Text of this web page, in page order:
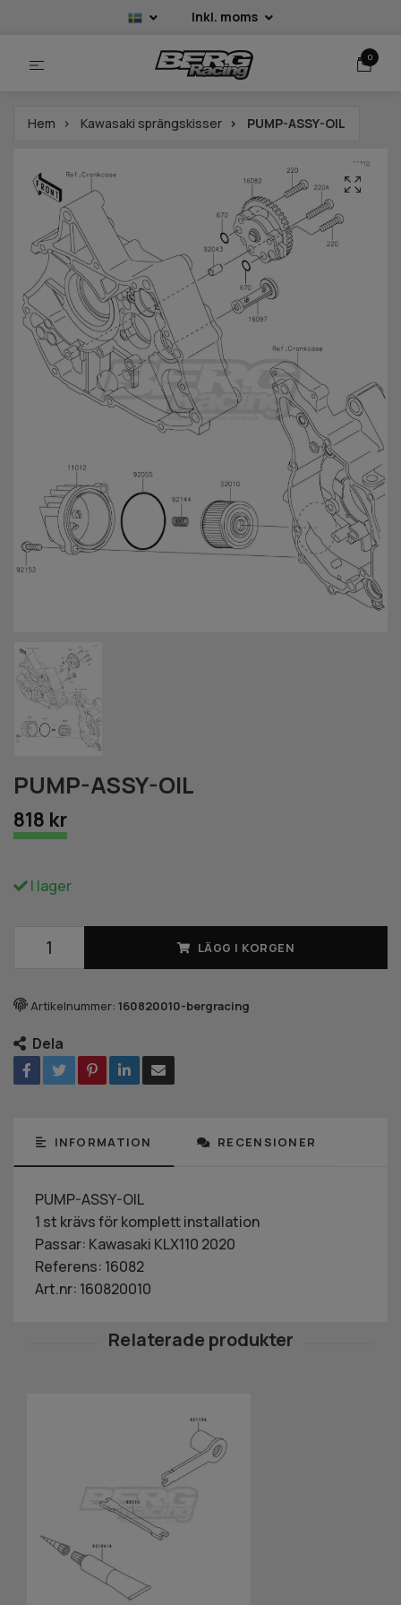
Inkl. moms
0
Hem Kawasaki sprängskisser PUMP-ASSY-OIL
PUMP-ASSY-OIL
818 kr
I lager
LÄGG I KORGEN
Artikelnummer: 160820010-bergracing
Dela
INFORMATION RECENSIONER
PUMP-ASSY-OIL
1 st krävs för komplett installation
Passar: Kawasaki KLX110 2020
Referens: 16082
Art.nr: 160820010